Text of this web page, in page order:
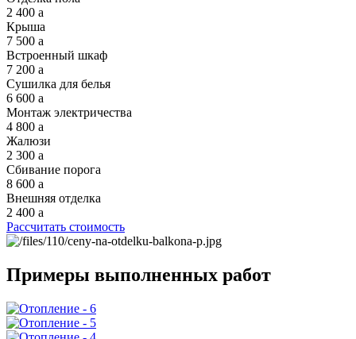
2 400 a
Крыша
7 500 a
Встроенный шкаф
7 200 a
Сушилка для белья
6 600 a
Монтаж электричества
4 800 a
Жалюзи
2 300 a
Сбивание порога
8 600 a
Внешняя отделка
2 400 a
Рассчитать стоимость
Примеры выполненных работ